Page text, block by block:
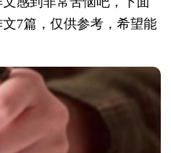
7篇，仅供参考，希望能